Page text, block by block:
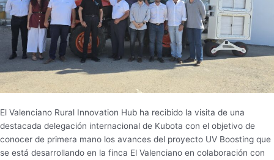
El Valenciano Rural Innovation Hub ha recibido la visita de una
destacada delegación internacional de Kubota con el objetivo de
conocer de primera mano los avances del proyecto UV Boosting que
se está desarrollando en la finca El Valenciano en colaboración con
de
Kubota